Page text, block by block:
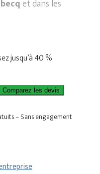
et dans les
jusqu’à 40 %
Comparez les devis
– Sans engagement